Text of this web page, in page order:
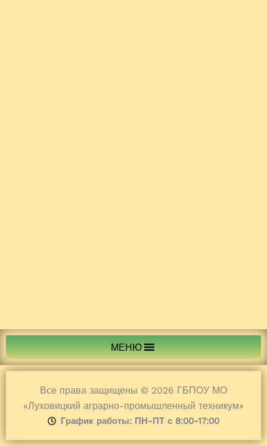
МЕНЮ
Все права защищены © 2026 ГБПОУ МО
«Луховицкий аграрно-промышленный техникум»
График работы: ПН-ПТ с 8:00-17:00